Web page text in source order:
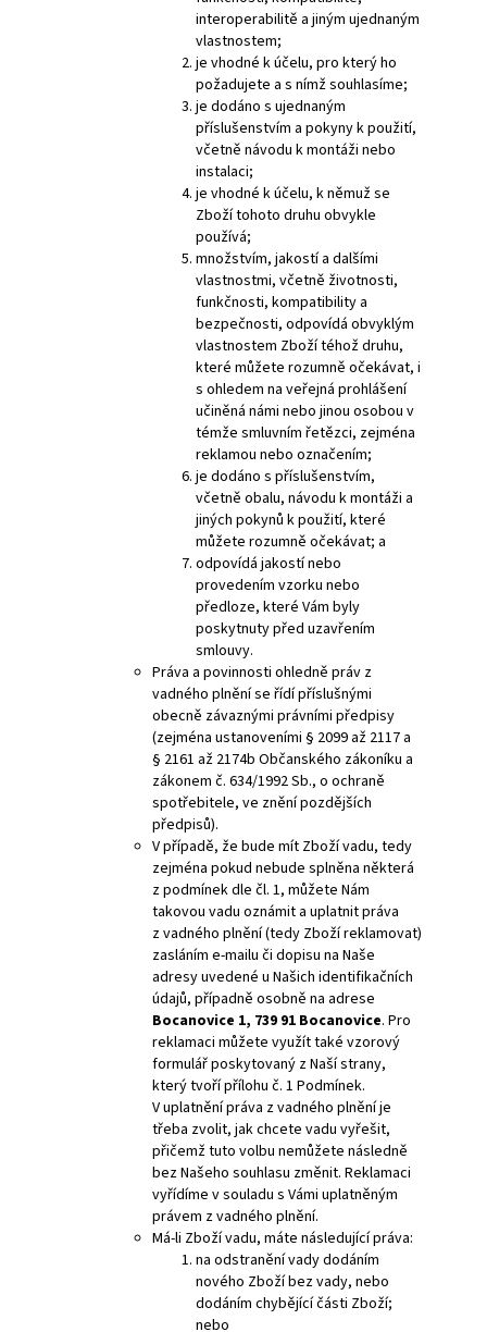
interoperabilitě a jiným ujednaným
vlastnostem;
je vhodné k účelu, pro který ho
požadujete a s nímž souhlasíme;
je dodáno s ujednaným
příslušenstvím a pokyny k použití,
včetně návodu k montáži nebo
instalaci;
je vhodné k účelu, k němuž se
Zboží tohoto druhu obvykle
používá;
množstvím, jakostí a dalšími
vlastnostmi, včetně životnosti,
funkčnosti, kompatibility a
bezpečnosti, odpovídá obvyklým
vlastnostem Zboží téhož druhu,
které můžete rozumně očekávat, i
s ohledem na veřejná prohlášení
učiněná námi nebo jinou osobou v
témže smluvním řetězci, zejména
reklamou nebo označením;
je dodáno s příslušenstvím,
včetně obalu, návodu k montáži a
jiných pokynů k použití, které
můžete rozumně očekávat; a
odpovídá jakostí nebo
provedením vzorku nebo
předloze, které Vám byly
poskytnuty před uzavřením
smlouvy.
Práva a povinnosti ohledně práv z
vadného plnění se řídí příslušnými
obecně závaznými právními předpisy
(zejména ustanoveními § 2099 až 2117 a
§ 2161 až 2174b Občanského zákoníku a
zákonem č. 634/1992 Sb., o ochraně
spotřebitele, ve znění pozdějších
předpisů).
V případě, že bude mít Zboží vadu, tedy
zejména pokud nebude splněna některá
z podmínek dle čl. 1, můžete Nám
takovou vadu oznámit a uplatnit práva
z vadného plnění (tedy Zboží reklamovat)
zasláním e-mailu či dopisu na Naše
adresy uvedené u Našich identifikačních
údajů, případně osobně na adrese
Bocanovice 1, 739 91 Bocanovice. Pro
reklamaci můžete využít také vzorový
formulář poskytovaný z Naší strany,
který tvoří přílohu č. 1 Podmínek.
V uplatnění práva z vadného plnění je
třeba zvolit, jak chcete vadu vyřešit,
přičemž tuto volbu nemůžete následně
bez Našeho souhlasu změnit. Reklamaci
vyřídíme v souladu s Vámi uplatněným
právem z vadného plnění.
Má-li Zboží vadu, máte následující práva:
na odstranění vady dodáním
nového Zboží bez vady, nebo
dodáním chybějící části Zboží;
nebo